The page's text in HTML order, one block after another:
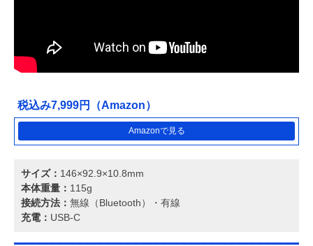
税込み7,999円（Amazon）
Amazonで見る
サイズ： 146×92.9×10.8mm
本体重量： 115g
接続方法： 無線（Bluetooth）・有線
充電： USB-C